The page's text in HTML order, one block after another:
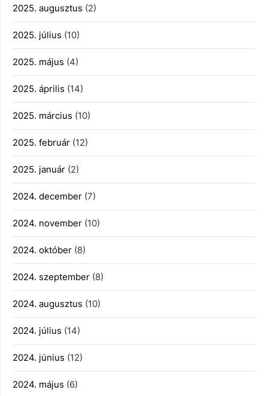
2025. augusztus (2)
2025. július (10)
2025. május (4)
2025. április (14)
2025. március (10)
2025. február (12)
2025. január (2)
2024. december (7)
2024. november (10)
2024. október (8)
2024. szeptember (8)
2024. augusztus (10)
2024. július (14)
2024. június (12)
2024. május (6)